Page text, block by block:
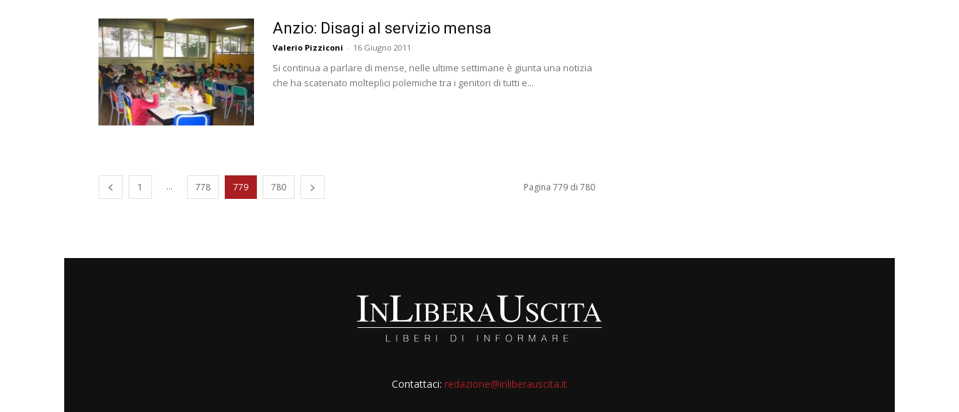
Anzio: Disagi al servizio mensa
Valerio Pizziconi - 16 Giugno 2011
Si continua a parlare di mense, nelle ultime settimane è giunta una notizia
che ha scatenato molteplici polemiche tra i genitori di tutti e...
1 ... 778 779 780 Pagina 779 di 780
Contattaci: redazione@inliberauscita.it